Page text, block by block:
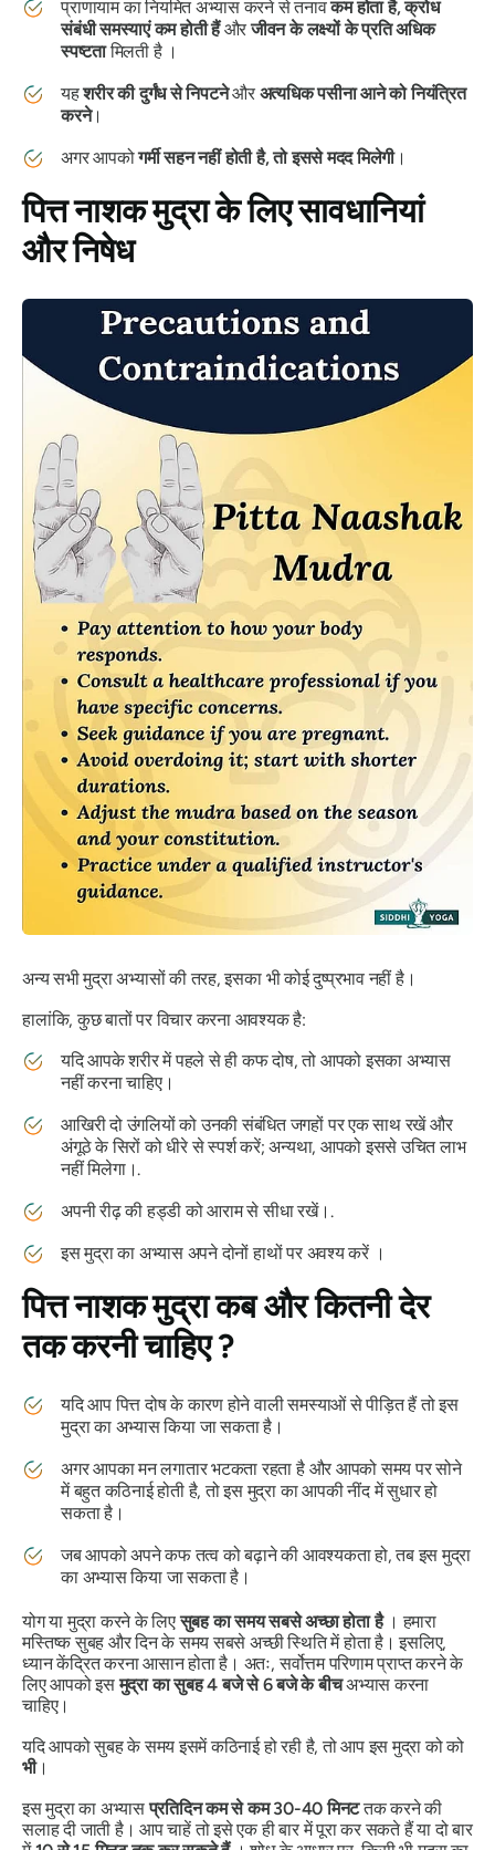
प्राणायामका नियमित अभ्यास करने से तनावकम होता है, क्रोध
संबंधी समस्याएं कम होती हैंऔरजीवन के लक्ष्यों के प्रति अधिक
स्पष्टतामिलती है ।
यहशरीर की दुर्गंध से निपटनेऔर अत्यधिक पसीना आने को नियंत्रित
करने।
अगर आपकोगर्मी सहन नहीं होती है, तो इससे मदद मिलेगी।
पित्त नाशक मुद्रा के लिएसावधानियां
और निषेध
अन्य सभीमुद्राअभ्यासों की तरह, इसका भी कोई दुष्प्रभाव नहीं है।
हालांकि, कुछ बातों पर विचार करना आवश्यक है:
यदि आपके शरीर में पहले से हीकफ दोष, तो आपको इसका अभ्यास
नहीं करना चाहिए।
आखिरी दो उंगलियों को उनकी संबंधित जगहों पर एक साथ रखें और
अंगूठे के सिरों को धीरे से स्पर्श करें; अन्यथा, आपको इससे उचित लाभ
नहीं मिलेगा।.
अपनी रीढ़ की हड्डी को आराम से सीधा रखें।.
इसमुद्राका अभ्यास अपने दोनों हाथों पर अवश्य करें ।
पित्त नाशक मुद्राकब और कितनी देर
तक करनी चाहिए ?
यदि आपपित्त दोषके कारण होने वाली समस्याओं से पीड़ित हैं तो इस
मुद्रा काअभ्यास किया जा सकता है।
अगर आपका मन लगातार भटकता रहता है और आपको समय पर सोने
में बहुत कठिनाई होती है, तो इसमुद्रा काआपकी नींद में सुधार हो
सकता है।
जब आपको अपनेकफतत्व को बढ़ाने की आवश्यकता हो, तब इसमुद्रा
काअभ्यास किया जा सकता है।
योग यामुद्राकरने के लिएसुबह का समय सबसे अच्छा होता है। हमारा
मस्तिष्क सुबह और दिन के समय सबसे अच्छी स्थिति में होता है। इसलिए,
ध्यान केंद्रित करना आसान होता है। अतः, सर्वोत्तम परिणाम प्राप्त करने के
लिए आपको इसमुद्रा कासुबह 4 बजे से 6 बजे के बीचअभ्यास करना
चाहिए।
यदि आपको सुबह के समय इसमें कठिनाई हो रही है, तो आप इसमुद्रा कोको
भी।
इसमुद्रा का अभ्यासप्रतिदिन कम से कम 30-40 मिनटतक करने की
सलाह दी जाती है। आप चाहें तो इसे एक ही बार में पूरा कर सकते हैं या दो बार